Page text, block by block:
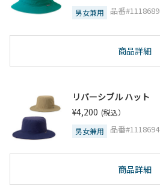
男女兼用
品番#1118689
商品詳細
リバーシブル ハット
¥4,200 (税込）
男女兼用
品番#1118694
商品詳細